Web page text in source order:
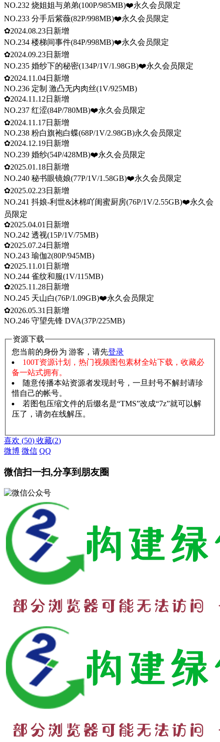
NO.232 烧姐姐与弟弟(100P/985MB)❤️永久会员限定
NO.233 分手后紫薇(82P/998MB)❤️永久会员限定
✿2024.08.23日新增
NO.234 楼梯间事件(84P/998MB)❤️永久会员限定
✿2024.09.23日新增
NO.235 婚纱下的秘密(134P/1V/1.98GB)❤️永久会员限定
✿2024.11.04日新增
NO.236 定制 激凸无内肉丝(1V/925MB)
✿2024.11.12日新增
NO.237 红涩(84P/780MB)❤️永久会员限定
✿2024.11.17日新增
NO.238 粉白旗袍白蝶(68P/1V/2.98GB)永久会员限定
✿2024.12.19日新增
NO.239 婚纱(54P/428MB)❤️永久会员限定
✿2025.01.18日新增
NO.240 秘书眼镜娘(77P/1V/1.58GB)❤️永久会员限定
✿2025.02.23日新增
NO.241 抖娘-利世&沐棉吖闺蜜厨房(76P/1V/2.55GB)❤️永久会
员限定
✿2025.04.01日新增
NO.242 透视(15P/1V/75MB)
✿2025.07.24日新增
NO.243 瑜伽2(80P/945MB)
✿2025.11.01日新增
NO.244 雀纹和服(1V/115MB)
✿2025.11.28日新增
NO.245 天山白(76P/1.09GB)❤️永久会员限定
✿2026.05.31日新增
NO.246 守望先锋 DVA(37P/225MB)
资源下载
您当前的身份为 游客，请先登录
100T资源计划，热门视频图包素材全站下载，收藏必
备一站式拥有。
随意传播本站资源者发现封号，一旦封号不解封请珍
惜自己的帐号。
若图包压缩文件的后缀名是“TMS”改成“7z”就可以解
压了，请勿在线解压。
喜欢 (50) 收藏(2)
微博 微信 QQ
微信扫一扫,分享到朋友圈